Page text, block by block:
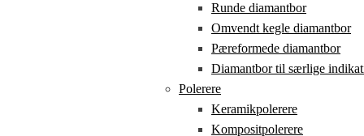
Runde diamantbor
Omvendt kegle diamantbor
Pæreformede diamantbor
Diamantbor til særlige
Polerere
Keramikpolerere
Kompositpolerere